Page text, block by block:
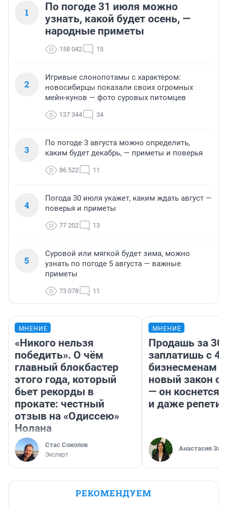
1
По погоде 31 июля можно
узнать, какой будет осень, —
народные приметы
158 042 15
2
Игривые слонопотамы с характером:
новосибирцы показали своих огромных
мейн-кунов — фото суровых питомцев
137 344 34
3
По погоде 3 августа можно определить,
каким будет декабрь, — приметы и поверья
86 522 11
4
Погода 30 июля укажет, каким ждать август —
поверья и приметы
77 202 13
5
Суровой или мягкой будет зима, можно
узнать по погоде 5 августа — важные
приметы
73 078 11
МНЕНИЕ
«Никого нельзя
победить». О чём
главный блокбастер
этого года, который
бьет рекорды в
прокате: честный
отзыв на «Одиссею»
Нолана
Стас Соколов
Эксперт
МНЕНИЕ
Продашь за
заплатишь с
бизнесменам
новый закон о
— он коснется
и даже
Анастасия
РЕКОМЕНДУЕМ